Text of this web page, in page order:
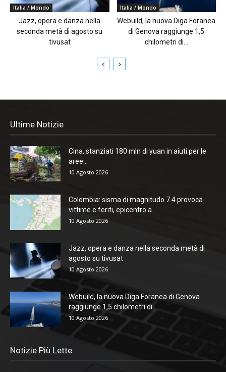
Italia / Mondo
Jazz, opera e danza nella
seconda metà di agosto su
tivusat
Italia / Mondo
Webuild, la nuova Diga Foranea
di Genova raggiunge 1,5
chilometri di...
Ultime Notizie
Cina, stanziati 180 mln di yuan in aiuti per le
aree...
10 Agosto 2026
Colombia: sisma di magnitudo 7.4 provoca
vittime e feriti, epicentro a...
10 Agosto 2026
Jazz, opera e danza nella seconda metà di
agosto su tivusat
10 Agosto 2026
Webuild, la nuova Diga Foranea di Genova
raggiunge 1,5 chilometri di...
10 Agosto 2026
Notizie Più Lette